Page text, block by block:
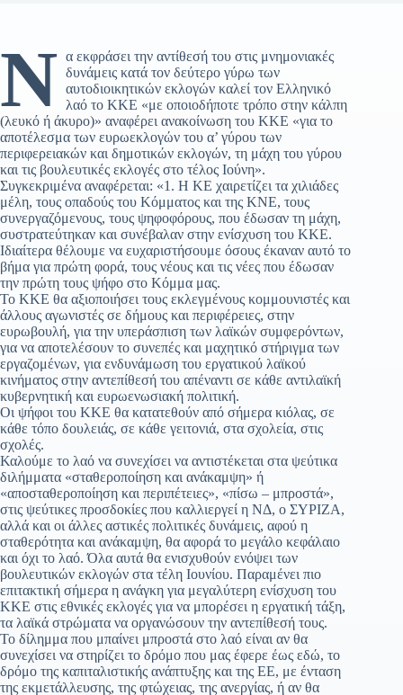
Ν α εκφράσει την αντίθεσή του στις μνημονιακές
δυνάμεις κατά τον δεύτερο γύρω των
αυτοδιοικητικών εκλογών καλεί τον Ελληνικό
λαό το ΚΚΕ «με οποιοδήποτε τρόπο στην κάλπη
(λευκό ή άκυρο)» αναφέρει ανακοίνωση του ΚΚΕ «για το
αποτέλεσμα των ευρωεκλογών του α’ γύρου των
περιφερειακών και δημοτικών εκλογών, τη μάχη του γύρου
και τις βουλευτικές εκλογές στο τέλος Ιούνη».
Συγκεκριμένα αναφέρεται: «1. Η ΚΕ χαιρετίζει τα χιλιάδες
μέλη, τους οπαδούς του Κόμματος και της ΚΝΕ, τους
συνεργαζόμενους, τους ψηφοφόρους, που έδωσαν τη μάχη,
συστρατεύτηκαν και συνέβαλαν στην ενίσχυση του ΚΚΕ.
Ιδιαίτερα θέλουμε να ευχαριστήσουμε όσους έκαναν αυτό το
βήμα για πρώτη φορά, τους νέους και τις νέες που έδωσαν
την πρώτη τους ψήφο στο Κόμμα μας.
Το ΚΚΕ θα αξιοποιήσει τους εκλεγμένους κομμουνιστές και
άλλους αγωνιστές σε δήμους και περιφέρειες, στην
ευρωβουλή, για την υπεράσπιση των λαϊκών συμφερόντων,
για να αποτελέσουν το συνεπές και μαχητικό στήριγμα των
εργαζομένων, για ενδυνάμωση του εργατικού λαϊκού
κινήματος στην αντεπίθεσή του απέναντι σε κάθε αντιλαϊκή
κυβερνητική και ευρωενωσιακή πολιτική.
Οι ψήφοι του ΚΚΕ θα κατατεθούν από σήμερα κιόλας, σε
κάθε τόπο δουλειάς, σε κάθε γειτονιά, στα σχολεία, στις
σχολές.
Καλούμε το λαό να συνεχίσει να αντιστέκεται στα ψεύτικα
διλήμματα «σταθεροποίηση και ανάκαμψη» ή
«αποσταθεροποίηση και περιπέτειες», «πίσω – μπροστά»,
στις ψεύτικες προσδοκίες που καλλιεργεί η ΝΔ, ο ΣΥΡΙΖΑ,
αλλά και οι άλλες αστικές πολιτικές δυνάμεις, αφού η
σταθερότητα και ανάκαμψη, θα αφορά το μεγάλο κεφάλαιο
και όχι το λαό. Όλα αυτά θα ενισχυθούν ενόψει των
βουλευτικών εκλογών στα τέλη Ιουνίου. Παραμένει πιο
επιτακτική σήμερα η ανάγκη για μεγαλύτερη ενίσχυση του
ΚΚΕ στις εθνικές εκλογές για να μπορέσει η εργατική τάξη,
τα λαϊκά στρώματα να οργανώσουν την αντεπίθεσή τους.
Το δίλημμα που μπαίνει μπροστά στο λαό είναι αν θα
συνεχίσει να στηρίζει το δρόμο που μας έφερε έως εδώ, το
δρόμο της καπιταλιστικής ανάπτυξης και της ΕΕ, με ένταση
της εκμετάλλευσης, της φτώχειας, της ανεργίας, ή αν θα